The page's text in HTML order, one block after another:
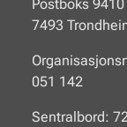
Postboks
7493
051 142
Sentralbord: